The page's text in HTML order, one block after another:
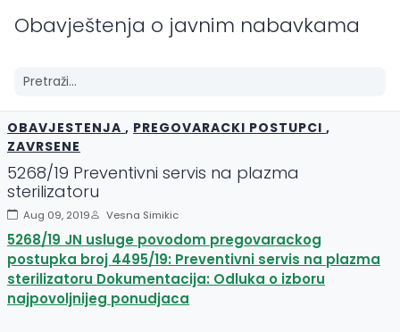
Obavještenja o javnim nabavkama
OBAVJESTENJA , PREGOVARACKI POSTUPCI ,
ZAVRSENE
5268/19 Preventivni servis na plazma
sterilizatoru
Aug 09, 2019 Vesna Simikic
5268/19 JN usluge povodom pregovarackog
postupka broj 4495/19: Preventivni servis na plazma
sterilizatoru Dokumentacija: Odluka o izboru
najpovoljnijeg ponudjaca